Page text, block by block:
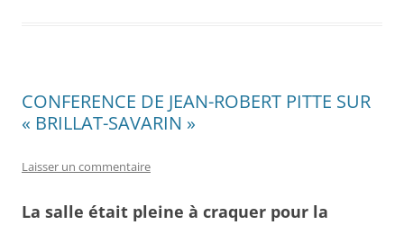
CONFERENCE DE JEAN-ROBERT PITTE SUR
« BRILLAT-SAVARIN »
Laisser un commentaire
La salle était pleine à craquer pour la